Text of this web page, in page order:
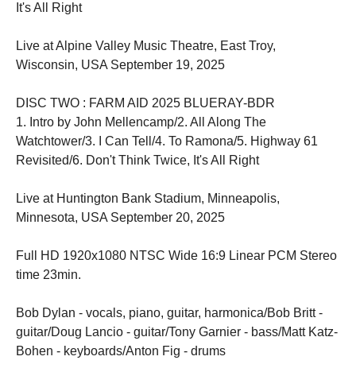
It's All Right
Live at Alpine Valley Music Theatre, East Troy,
Wisconsin, USA September 19, 2025
DISC TWO : FARM AID 2025 BLUERAY-BDR
1. Intro by John Mellencamp/2. All Along The
Watchtower/3. I Can Tell/4. To Ramona/5. Highway 61
Revisited/6. Don't Think Twice, It's All Right
Live at Huntington Bank Stadium, Minneapolis,
Minnesota, USA September 20, 2025
Full HD 1920x1080 NTSC Wide 16:9 Linear PCM Stereo
time 23min.
Bob Dylan - vocals, piano, guitar, harmonica/Bob Britt -
guitar/Doug Lancio - guitar/Tony Garnier - bass/Matt Katz-
Bohen - keyboards/Anton Fig - drums